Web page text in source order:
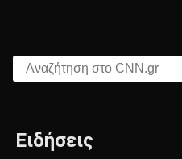
Αναζήτηση στο CNN.gr
Ειδήσεις